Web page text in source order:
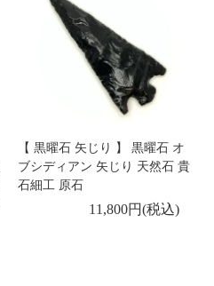
【 黒曜石 矢じり 】 黒曜石 オ
ブシディアン 矢じり 天然石 貴
石細工 原石
11,800円(税込)